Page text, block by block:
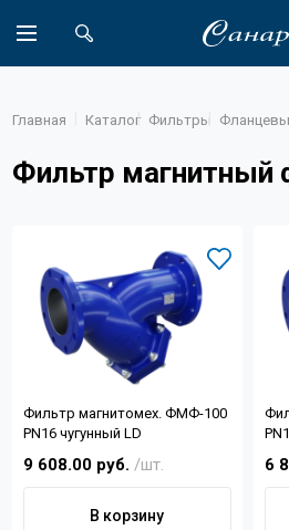
Каталог
Доставка
О
Партнеры
Главная Каталог Фильтры
Фильтр магнитный
Фильтр магнитомех. ФМФ-100
PN16 чугунный LD
9 608.00 руб. /шт.
В корзину
6